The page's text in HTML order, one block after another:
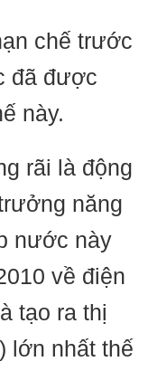
chế trước
đã được
này.
rãi là động
năng
nước này
về điện
tạo ra thị
lớn nhất thế